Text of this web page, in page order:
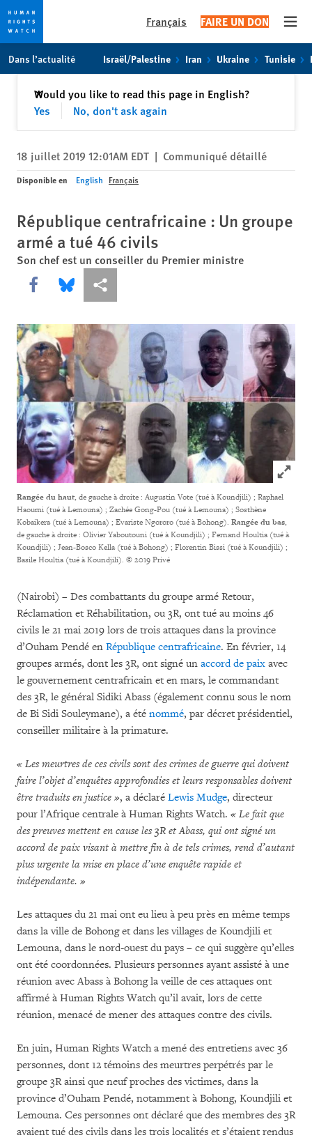
toto
content
Français FAIRE UN DON
Dans l’actualité Israël/Palestine Iran Ukraine Tunisie
Would you like to read this page in English?
Yes
No, don't ask again
✕Fermer
18 juillet 2019 12:01AM EDT | Communiqué détaillé
Disponible en English Français
République centrafricaine : Un groupe
armé a tué 46 civils
Son chef est un conseiller du Premier ministre
Share this via Facebook
Share this via Bluesky
Share this via Partagez
Click
Rangée du haut, de gauche à droite : Augustin Vote (tué à Koundjili) ; Raphael
Haoumi (tué à Lemouna) ; Zachée Gong-Pou (tué à Lemouna) ; Sosthène
Kobaikera (tué à Lemouna) ; Evariste Ngororo (tué à Bohong). Rangée du bas,
de gauche à droite : Olivier Yaboutouni (tué à Koundjili) ; Fernand Houltia (tué à
Koundjili) ; Jean-Bosco Kella (tué à Bohong) ; Florentin Bissi (tué à Koundjili) ;
Basile Houltia (tué à Koundjili). © 2019 Privé
(Nairobi) ­– Des combattants du groupe armé Retour,
Réclamation et Réhabilitation, ou 3R, ont tué au moins 46
civils le 21 mai 2019 lors de trois attaques dans la province
d’Ouham Pendé en République centrafricaine. En février, 14
groupes armés, dont les 3R, ont signé un accord de paix avec
le gouvernement centrafricain et en mars, le commandant
des 3R, le général Sidiki Abass (également connu sous le nom
de Bi Sidi Souleymane), a été nommé, par décret présidentiel,
conseiller militaire à la primature.
« Les meurtres de ces civils sont des crimes de guerre qui doivent
faire l’objet d’enquêtes approfondies et leurs responsables doivent
être traduits en justice », a déclaré Lewis Mudge, directeur
pour l’Afrique centrale à Human Rights Watch. « Le fait que
des preuves mettent en cause les 3R et Abass, qui ont signé un
accord de paix visant à mettre fin à de tels crimes, rend d’autant
plus urgente la mise en place d’une enquête rapide et
indépendante. »
Les attaques du 21 mai ont eu lieu à peu près en même temps
dans la ville de Bohong et dans les villages de Koundjili et
Lemouna, dans le nord-ouest du pays – ce qui suggère qu’elles
ont été coordonnées. Plusieurs personnes ayant assisté à une
réunion avec Abass à Bohong la veille de ces attaques ont
affirmé à Human Rights Watch qu’il avait, lors de cette
réunion, menacé de mener des attaques contre des civils.
En juin, Human Rights Watch a mené des entretiens avec 36
personnes, dont 12 témoins des meurtres perpétrés par le
groupe 3R ainsi que neuf proches des victimes, dans la
province d’Ouham Pendé, notamment à Bohong, Koundjili et
Lemouna. Ces personnes ont déclaré que des membres des 3R
avaient tué des civils dans les trois localités et s’étaient rendus